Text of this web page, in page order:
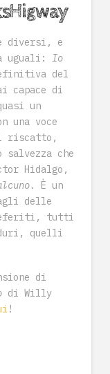
diversi, e
uguali: Io
del
capace di
un
una voce
riscatto,
salvezza che
Hidalgo,
È un
delle
tutti
duri, quelli
di
di Willy
!